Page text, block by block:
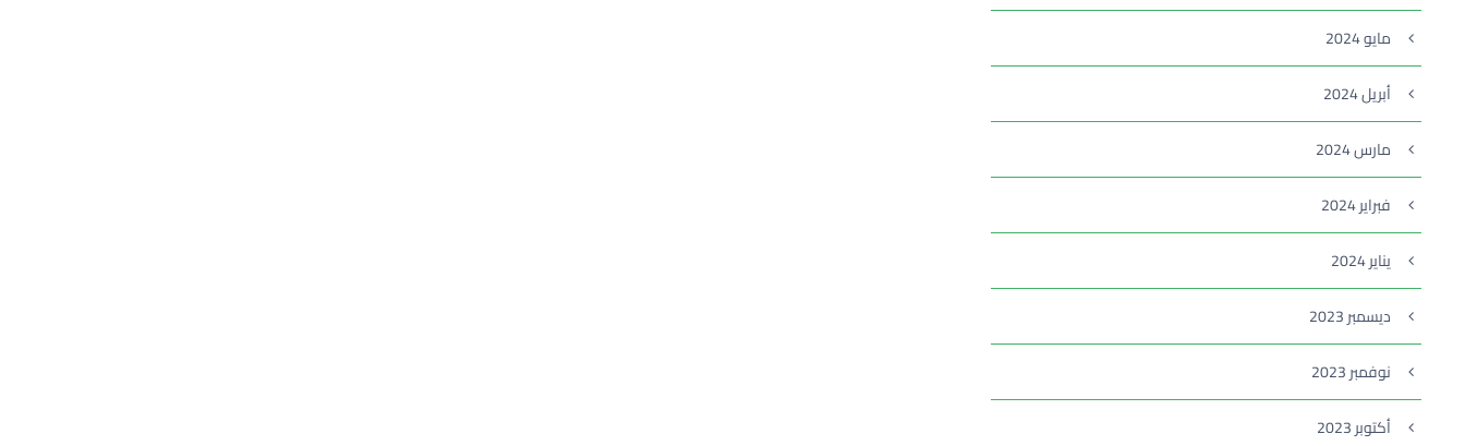
مايو 2024
أبريل 2024
مارس 2024
فبراير 2024
يناير 2024
ديسمبر 2023
نوفمبر 2023
أكتوبر 2023